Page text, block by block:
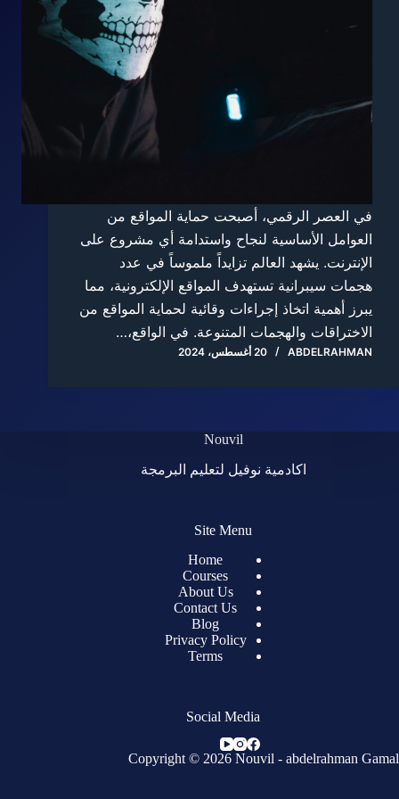
في العصر الرقمي، أصبحت حماية المواقع من
العوامل الأساسية لنجاح واستدامة أي مشروع على
الإنترنت. يشهد العالم تزايداً ملموساً في عدد
هجمات سيبرانية تستهدف المواقع الإلكترونية، مما
يبرز أهمية اتخاذ إجراءات وقائية لحماية المواقع من
الاختراقات والهجمات المتنوعة. في الواقع،…
ABDELRAHMAN 20 أغسطس، 2024
Nouvil
اكادمية نوفيل لتعليم البرمجة
Site Menu
Home
Courses
About Us
Contact Us
Blog
Privacy Policy
Terms
Social Media
Copyright © 2026 Nouvil - abdelrahman Gamal